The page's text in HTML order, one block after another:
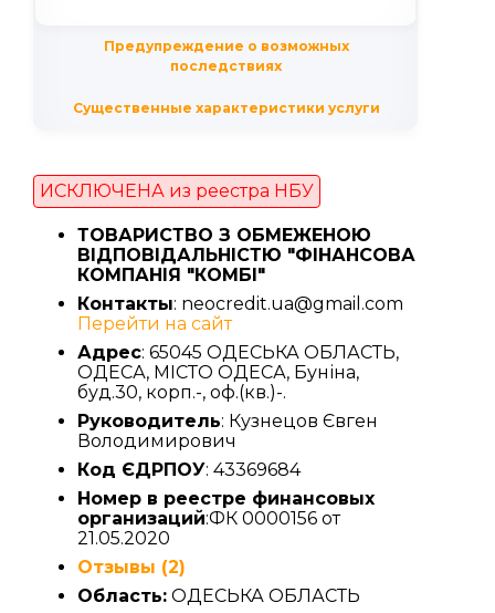
Предупреждение о возможных
последствиях
Существенные характеристики услуги
ИСКЛЮЧЕНА из реестра НБУ
ТОВАРИСТВО З ОБМЕЖЕНОЮ
ВІДПОВІДАЛЬНІСТЮ "ФІНАНСОВА
КОМПАНІЯ "КОМБІ"
Контакты: neocredit.ua@gmail.com
Перейти на сайт
Адрес: 65045 ОДЕСЬКА ОБЛАСТЬ,
ОДЕСА, МІСТО ОДЕСА, Буніна,
буд.30, корп.-, оф.(кв.)-.
Руководитель: Кузнецов Євген
Володимирович
Код ЄДРПОУ: 43369684
Номер в реестре финансовых
организаций:ФК 0000156 от
21.05.2020
Отзывы (2)
Область: ОДЕСЬКА ОБЛАСТЬ